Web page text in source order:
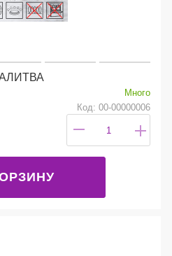
Кастрюля 2,5л КАЛИТВА
Много
Код: 00-00000006